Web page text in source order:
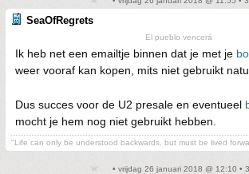
SeaOfRegrets
El pueblo vencerá
Ik heb net een emailtje binnen dat je met je
weer vooraf kan kopen, mits niet gebruikt
Dus succes voor de U2 presale en eventueel
mocht je hem nog niet gebruikt hebben.
"Life can only be understood backwards, but must be lived
• vrijdag 26 januari 2018 @ 12:10 •